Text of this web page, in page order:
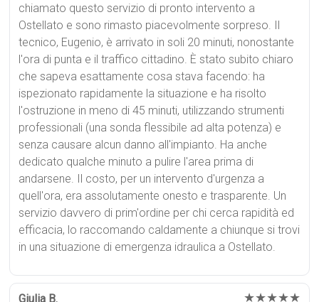
chiamato questo servizio di pronto intervento a
Ostellato e sono rimasto piacevolmente sorpreso. Il
tecnico, Eugenio, è arrivato in soli 20 minuti, nonostante
l'ora di punta e il traffico cittadino. È stato subito chiaro
che sapeva esattamente cosa stava facendo: ha
ispezionato rapidamente la situazione e ha risolto
l'ostruzione in meno di 45 minuti, utilizzando strumenti
professionali (una sonda flessibile ad alta potenza) e
senza causare alcun danno all'impianto. Ha anche
dedicato qualche minuto a pulire l'area prima di
andarsene. Il costo, per un intervento d'urgenza a
quell'ora, era assolutamente onesto e trasparente. Un
servizio davvero di prim'ordine per chi cerca rapidità ed
efficacia, lo raccomando caldamente a chiunque si trovi
in una situazione di emergenza idraulica a Ostellato.
Giulia B. ★★★★★